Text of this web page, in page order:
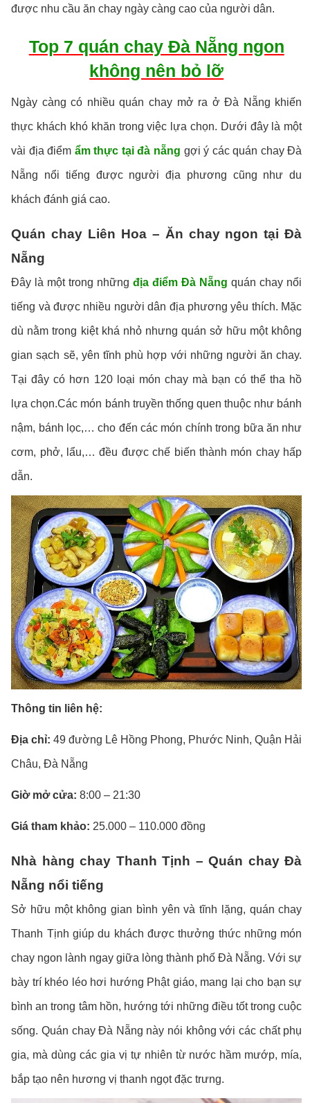
được nhu cầu ăn chay ngày càng cao của người dân.
Top 7 quán chay Đà Nẵng ngon
không nên bỏ lỡ
Ngày càng có nhiều quán chay mở ra ở Đà Nẵng khiến
thực khách khó khăn trong việc lựa chọn. Dưới đây là một
vài địa điểm ẩm thực tại đà nẵng gợi ý các quán chay Đà
Nẵng nổi tiếng được người địa phương cũng như du
khách đánh giá cao.
Quán chay Liên Hoa – Ăn chay ngon tại Đà
Nẵng
Đây là một trong nhữngđịa điểm Đà Nẵng quán chay nổi
tiếng và được nhiều người dân địa phương yêu thích. Mặc
dù nằm trong kiệt khá nhỏ nhưng quán sở hữu một không
gian sạch sẽ, yên tĩnh phù hợp với những người ăn chay.
Tại đây có hơn 120 loại món chay mà bạn có thể tha hồ
lựa chọn.Các món bánh truyền thống quen thuộc như bánh
nậm, bánh lọc,… cho đến các món chính trong bữa ăn như
cơm, phở, lẩu,… đều được chế biến thành món chay hấp
dẫn.
Thông tin liên hệ:
Địa chỉ: 49 đường Lê Hồng Phong, Phước Ninh, Quận Hải
Châu, Đà Nẵng
Giờ mở cửa: 8:00 – 21:30
Giá tham khảo: 25.000 – 110.000 đồng
Nhà hàng chay Thanh Tịnh – Quán chay Đà
Nẵng nổi tiếng
Sở hữu một không gian bình yên và tĩnh lặng, quán chay
Thanh Tịnh giúp du khách được thưởng thức những món
chay ngon lành ngay giữa lòng thành phố Đà Nẵng. Với sự
bày trí khéo léo hơi hướng Phật giáo, mang lại cho bạn sự
bình an trong tâm hồn, hướng tới những điều tốt trong cuộc
sống. Quán chay Đà Nẵng này nói không với các chất phụ
gia, mà dùng các gia vị tự nhiên từ nước hầm mướp, mía,
bắp tạo nên hương vị thanh ngọt đặc trưng.